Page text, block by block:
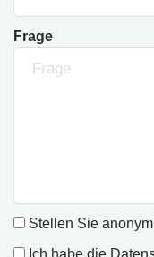
Frage
Stellen Sie
Ich habe die